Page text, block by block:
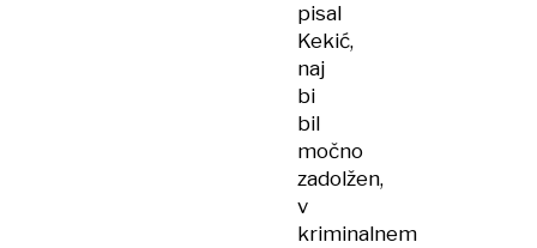
pisal
Kekić,
naj
bi
bil
močno
zadolžen,
v
kriminalnem